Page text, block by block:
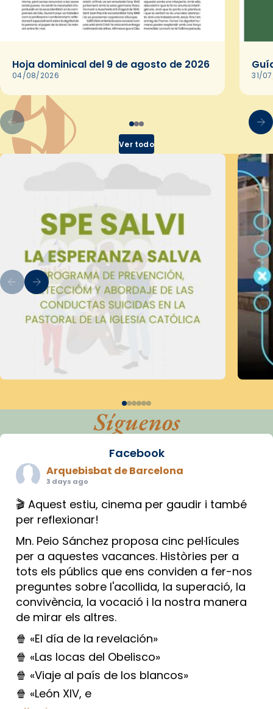
Hoja dominical del 9 de agosto de 2026
04/08/2026 31/
Ver todo
Síguenos
Facebook
Arquebisbat de Barcelona
3 days ago
🎬 Aquest estiu, cinema per gaudir i també
per reflexionar!
Mn. Peio Sánchez proposa cinc pel·lícules
per a aquestes vacances. Històries per a
tots els públics que ens conviden a fer-nos
preguntes sobre l'acollida, la superació, la
convivència, la vocació i la nostra manera
de mirar els altres.
🍿 «El día de la revelación»
🍿 «Las locas del Obelisco»
🍿 «Viaje al país de los blancos»
🍿 «León XIV, e